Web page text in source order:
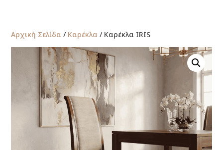
Αρχική Σελίδα / Καρέκλα / Καρέκλα IRIS